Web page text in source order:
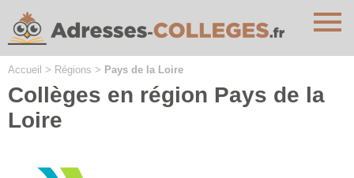
Accueil > Régions > Pays de la Loire
Collèges en région Pays de la
Loire